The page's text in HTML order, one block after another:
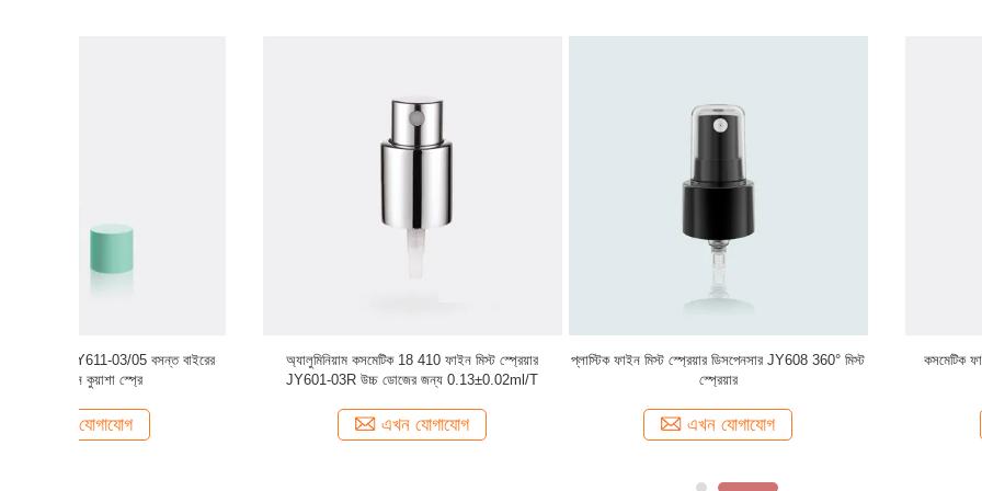
প্লাস্টিক ফাইন মিস্ট স্প্রেয়ার ডিসপেনসার JY608 360° মিস্ট
কসমেটিক ফাইন মিস্ট স্প্রেয়ার JY601-03S 18/415
অ্যালুমিনিয়াম
ব্যক্তিগত যত্ন JY601-03F এর জন্য 18/